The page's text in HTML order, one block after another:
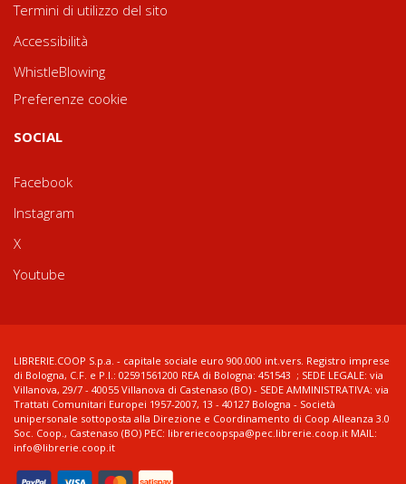
Termini di utilizzo del sito
Accessibilità
WhistleBlowing
Preferenze cookie
SOCIAL
Facebook
Instagram
X
Youtube
LIBRERIE.COOP S.p.a. - capitale sociale euro 900.000 int.vers. Registro imprese
di Bologna, C.F. e P.I.: 02591561200 REA di Bologna: 451543 ; SEDE LEGALE: via
Villanova, 29/7 - 40055 Villanova di Castenaso (BO) - SEDE AMMINISTRATIVA: via
Trattati Comunitari Europei 1957-2007, 13 - 40127 Bologna - Società
unipersonale sottoposta alla Direzione e Coordinamento di Coop Alleanza 3.0
Soc. Coop., Castenaso (BO) PEC: libreriecoopspa@pec.librerie.coop.it MAIL:
info@librerie.coop.it